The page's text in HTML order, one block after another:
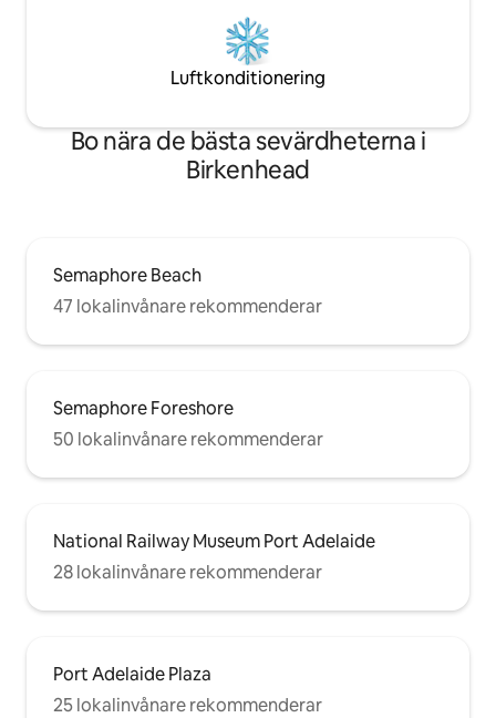
Luftkonditionering
Bo nära de bästa sevärdheterna i
Birkenhead
Semaphore Beach
47 lokalinvånare rekommenderar
Semaphore Foreshore
50 lokalinvånare rekommenderar
National Railway Museum Port Adelaide
28 lokalinvånare rekommenderar
Port Adelaide Plaza
25 lokalinvånare rekommenderar